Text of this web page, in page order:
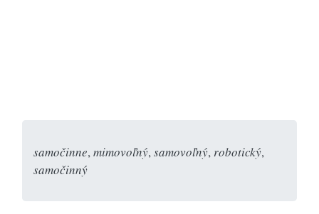
samočinne, mimovoľný, samovoľný, robotický,
samočinný